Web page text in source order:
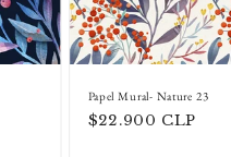
Papel Mural- Nature 23
Precio
$22.900 CLP